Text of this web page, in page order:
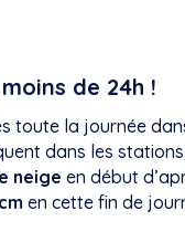
de 24h !
toute la journée
dans les
neige en début
en cette fin de